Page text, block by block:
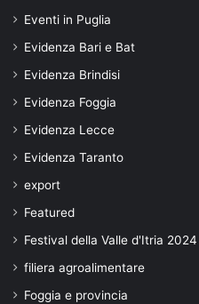
Eventi in Puglia
Evidenza Bari e Bat
Evidenza Brindisi
Evidenza Foggia
Evidenza Lecce
Evidenza Taranto
export
Featured
Festival della Valle d'Itria 2024
filiera agroalimentare
Foggia e provincia